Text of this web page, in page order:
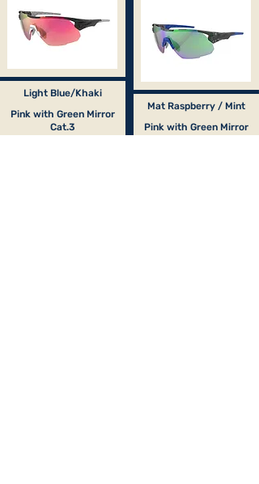
Light Blue/Khaki
Pink with Green Mirror
Cat.3
Mat Raspberry / Mint
Pink with Green Mirror